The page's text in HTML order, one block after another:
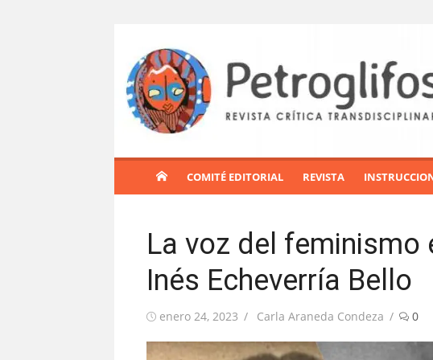
COMITÉ EDITORIAL REVISTA
La voz del feminismo
Inés Echeverría Bello
Publicada
enero 24, 2023 Autor
Carla Araneda Condeza 0